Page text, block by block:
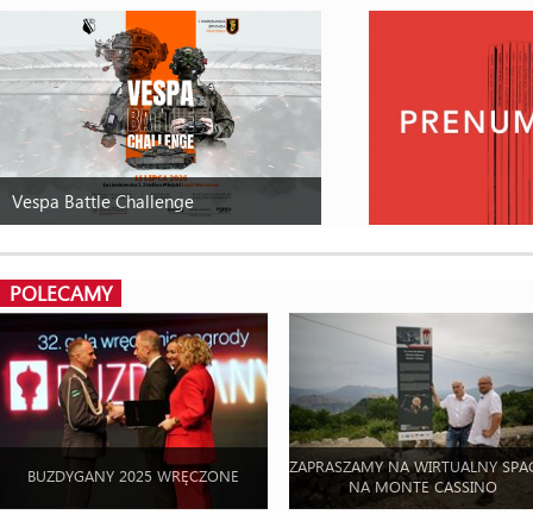
Vespa Battle Challenge
POLECAMY
BUZDYGANY 2025 WRĘCZONE
ZAPRASZAMY NA WIRTUALNY
NA MONTE CASSINO